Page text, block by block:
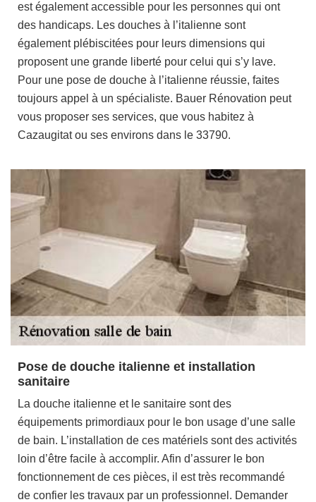
est également accessible pour les personnes qui ont
des handicaps. Les douches à l’italienne sont
également plébiscitées pour leurs dimensions qui
proposent une grande liberté pour celui qui s’y lave.
Pour une pose de douche à l’italienne réussie, faites
toujours appel à un spécialiste. Bauer Rénovation peut
vous proposer ses services, que vous habitez à
Cazaugitat ou ses environs dans le 33790.
Pose de douche italienne et installation
sanitaire
La douche italienne et le sanitaire sont des
équipements primordiaux pour le bon usage d’une salle
de bain. L’installation de ces matériels sont des activités
loin d’être facile à accomplir. Afin d’assurer le bon
fonctionnement de ces pièces, il est très recommandé
de confier les travaux par un professionnel. Demander